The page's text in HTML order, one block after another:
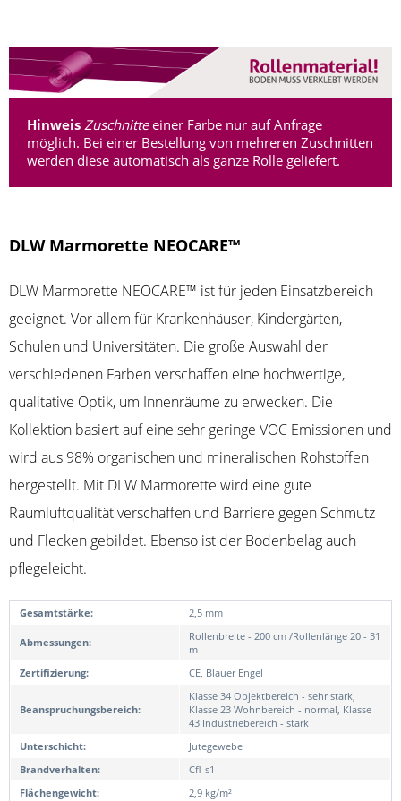
Hinweis Zuschnitteeiner Farbe nur auf Anfrage
möglich. Bei einer Bestellung von mehreren Zuschnitten
werden diese automatisch als ganze Rolle geliefert.
DLW Marmorette NEOCARE™
DLW Marmorette NEOCARE™ ist für jeden Einsatzbereich
geeignet. Vor allem für Krankenhäuser, Kindergärten,
Schulen und Universitäten. Die große Auswahl der
verschiedenen Farben verschaffen eine hochwertige,
qualitative Optik, um Innenräume zu erwecken. Die
Kollektion basiert auf eine sehr geringe VOC Emissionen und
wird aus 98% organischen und mineralischen Rohstoffen
hergestellt. Mit DLW Marmorette wird eine gute
Raumluftqualität verschaffen und Barriere gegen Schmutz
und Flecken gebildet. Ebenso ist der Bodenbelag auch
pflegeleicht.
Gesamtstärke: 2,5 mm
Abmessungen:
Rollenbreite - 200 cm /Rollenlänge 20 - 31
m
Zertifizierung:
CE, Blauer Engel
Beanspruchungsbereich:
Klasse 34 Objektbereich - sehr stark,
Klasse 23 Wohnbereich - normal, Klasse
43 Industriebereich - stark
Unterschicht:
Jutegewebe
Brandverhalten:
Cfl-s1
Flächengewicht:
2,9 kg/m²